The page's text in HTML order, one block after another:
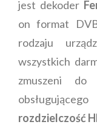
jest dekoder
on format
rodzaju
wszystkich
zmuszeni do
rozdzielczość